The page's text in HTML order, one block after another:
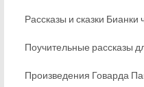
Рассказы и сказки Бианки
Поучительные рассказы
Произведения Говарда